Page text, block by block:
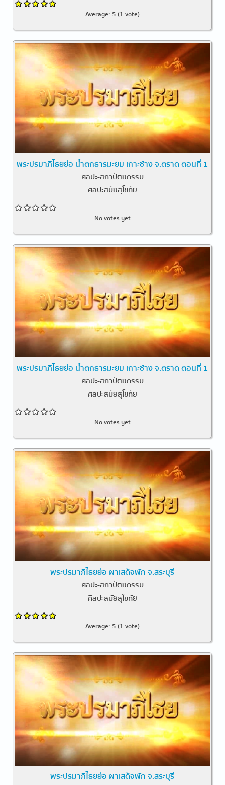
Average: 5 (1 vote)
พระปรมาภิไธยย่อ น้ำตกธารมะยม เกาะช้าง จ.ตราด ตอนที่ 1
ศิลปะ-สถาปัตยกรรม
ศิลปะสมัยสุโขทัย
No votes yet
พระปรมาภิไธยย่อ น้ำตกธารมะยม เกาะช้าง จ.ตราด ตอนที่ 1
ศิลปะ-สถาปัตยกรรม
ศิลปะสมัยสุโขทัย
No votes yet
พระปรมาภิไธยย่อ ผาเสด็จพัก จ.สระบุรี
ศิลปะ-สถาปัตยกรรม
ศิลปะสมัยสุโขทัย
Average: 5 (1 vote)
พระปรมาภิไธยย่อ ผาเสด็จพัก จ.สระบุรี